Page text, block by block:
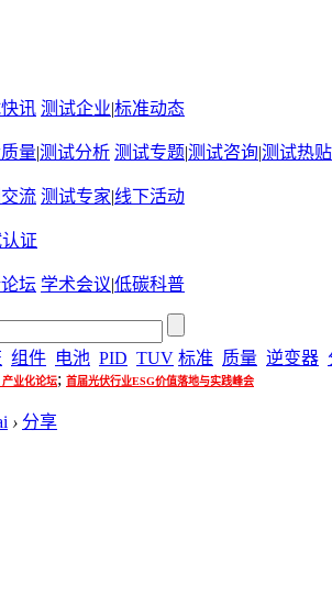
讯 测试企业|标准动态
量|测试分析 测试专题|测试咨询|测试热贴
流 测试专家|线下活动
证
坛 学术会议|低碳科普
组件 电池 PID TUV 标准 质量 逆变器
业化论坛; 首届光伏行业ESG价值落地与实践峰会
› 分享